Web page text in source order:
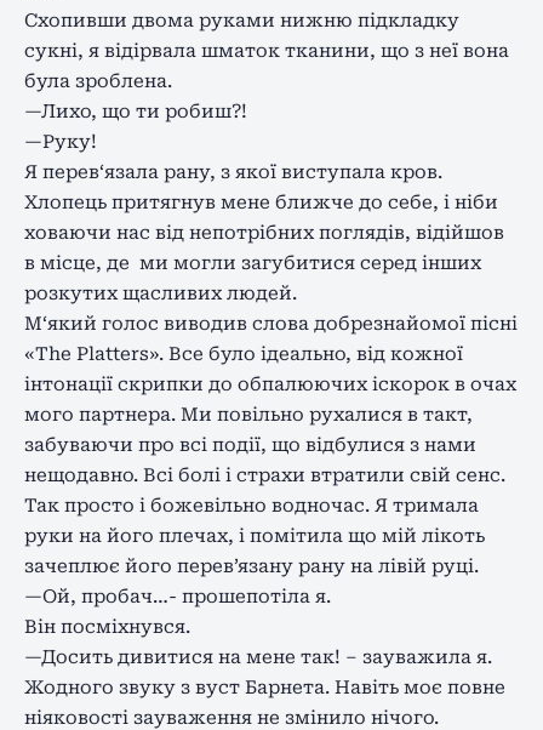
Схопивши двома руками нижню підкладку
сукні, я відірвала шматок тканини, що з неї вона
була зроблена.
—Лихо, що ти робиш?!
—Руку!
Я перев‘язала рану, з якої виступала кров.
Хлопець притягнув мене ближче до себе, і ніби
ховаючи нас від непотрібних поглядів, відійшов
в місце, де ми могли загубитися серед інших
розкутих щасливих людей.
М‘який голос виводив слова добрезнайомої пісні
«The Platters». Все було ідеально, від кожної
інтонації скрипки до обпалюючих іскорок в очах
мого партнера. Ми повільно рухалися в такт,
забуваючи про всі події, що відбулися з нами
нещодавно. Всі болі і страхи втратили свій сенс.
Так просто і божевільно водночас. Я тримала
руки на його плечах, і помітила що мій лікоть
зачеплює його перев’язану рану на лівій руці.
—Ой, пробач…- прошепотіла я.
Він посміхнувся.
—Досить дивитися на мене так! – зауважила я.
Жодного звуку з вуст Барнета. Навіть моє повне
ніяковості зауваження не змінило нічого.